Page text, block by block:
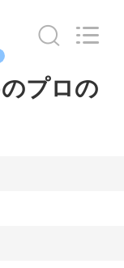
プロの